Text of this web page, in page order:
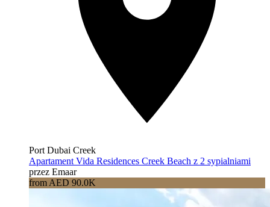
Port Dubai Creek
Apartament Vida Residences Creek Beach z 2 sypialniami
przez Emaar
from AED 90.0K